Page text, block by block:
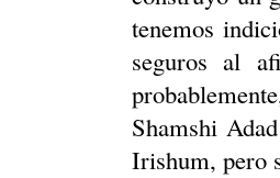
tenemos
seguros al
Shamshi
Irishum, pero